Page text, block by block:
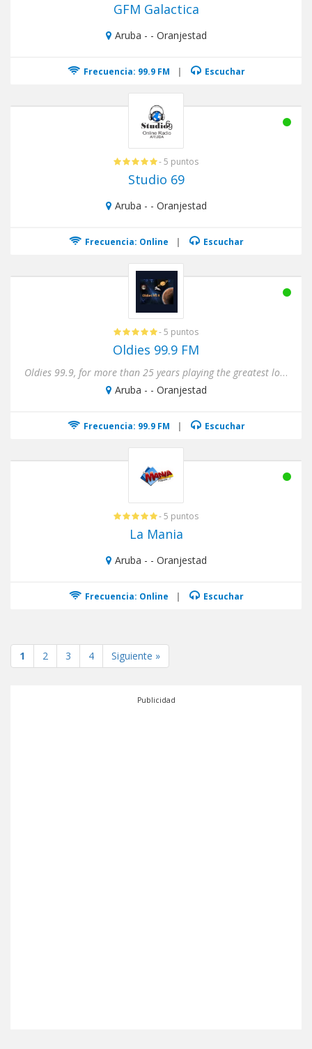
GFM Galactica
Aruba - - Oranjestad
Frecuencia: 99.9 FM | Escuchar
- 5 puntos
Studio 69
Aruba - - Oranjestad
Frecuencia: Online | Escuchar
- 5 puntos
Oldies 99.9 FM
Oldies 99.9, for more than 25 years playing the greatest local & international hits of all times. Broadcasting from t...
Aruba - - Oranjestad
Frecuencia: 99.9 FM | Escuchar
- 5 puntos
La Mania
Aruba - - Oranjestad
Frecuencia: Online | Escuchar
1 2 3 4 Siguiente »
Publicidad